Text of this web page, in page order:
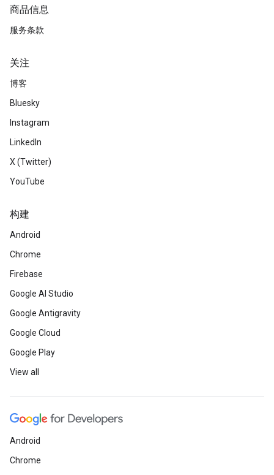
商品信息
服务条款
关注
博客
Bluesky
Instagram
LinkedIn
X (Twitter)
YouTube
构建
Android
Chrome
Firebase
Google AI Studio
Google Antigravity
Google Cloud
Google Play
View all
Android
Chrome